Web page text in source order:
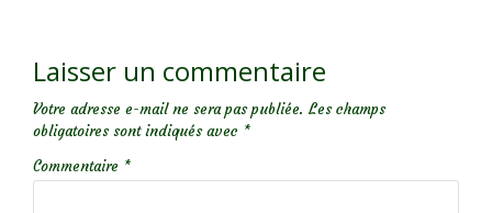
Laisser un commentaire
Votre adresse e-mail ne sera pas publiée. Les champs
obligatoires sont indiqués avec *
Commentaire *